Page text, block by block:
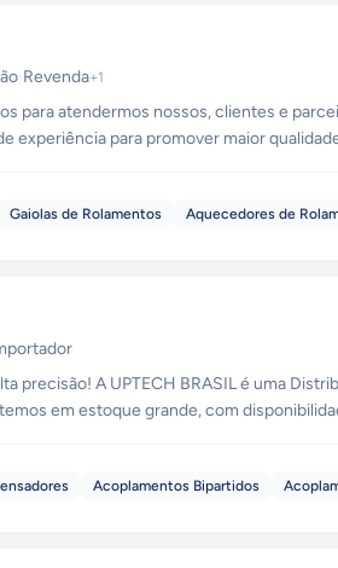
·Revenda+1
para atendermos nossos, clientes e
experiência para promover maior
Gaiolas de Rolamentos Aquecedores de
de Acoplamentos, Terminais
em estoque grande, com
Acoplamentos Bipartidos